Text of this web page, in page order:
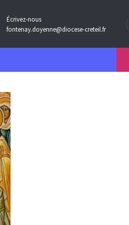
Écrivez-nous
fontenay.doyenne@diocese-creteil.fr